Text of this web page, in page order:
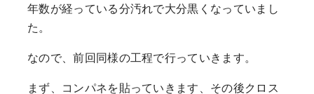
年数が経っている分汚れで大分黒くなっていまし
た。
なので、前回同様の工程で行っていきます。
まず、コンパネを貼っていきます、その後クロス